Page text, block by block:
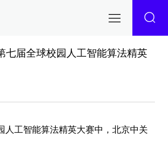
七届全球校园人工智能算法精英
人工智能算法精英大赛中，北京中关